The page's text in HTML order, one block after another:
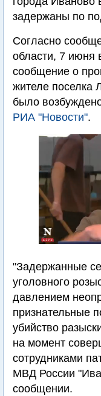
задержаны по
Согласно
области, 7 июня
сообщение о
жителе поселка
было
РИА "Новости".
"Задержанные
уголовного
давлением
признательные
убийство
на момент
сотрудниками
МВД России
сообщении.